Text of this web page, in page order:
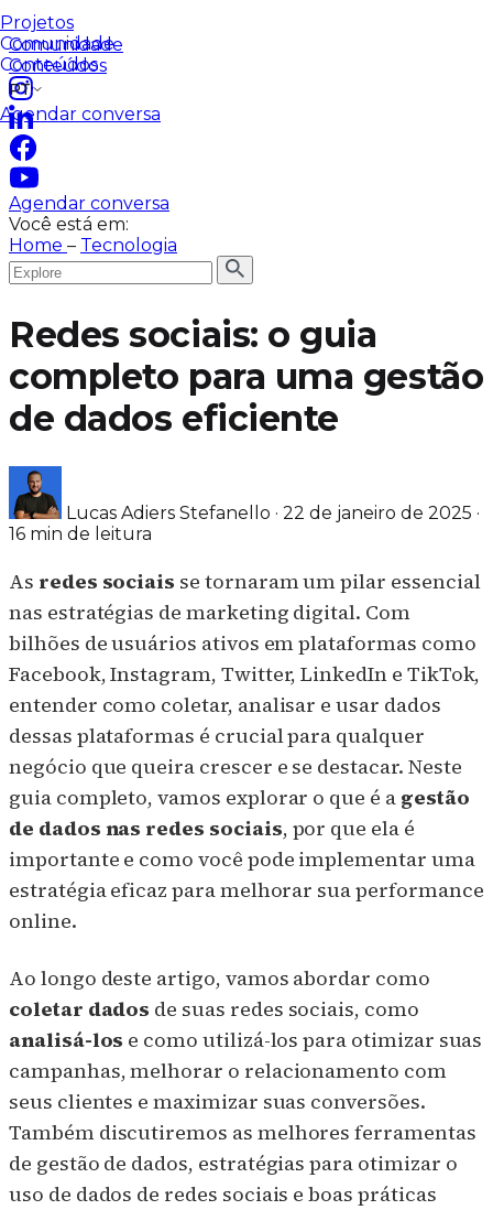
Projetos
Comunidade
Conteúdos
PT
Agendar conversa
Projetos
Comunidade
Conteúdos
Agendar conversa
Você está em:
Home – Tecnologia
Redes sociais: o guia
completo para uma gestão
de dados eficiente
Lucas Adiers Stefanello · 22 de janeiro de 2025 ·
16 min de leitura
As redes sociais se tornaram um pilar essencial
nas estratégias de marketing digital. Com
bilhões de usuários ativos em plataformas como
Facebook, Instagram, Twitter, LinkedIn e TikTok,
entender como coletar, analisar e usar dados
dessas plataformas é crucial para qualquer
negócio que queira crescer e se destacar. Neste
guia completo, vamos explorar o que é a gestão
de dados nas redes sociais, por que ela é
importante e como você pode implementar uma
estratégia eficaz para melhorar sua performance
online.
Ao longo deste artigo, vamos abordar como
coletar dados de suas redes sociais, como
analisá-los e como utilizá-los para otimizar suas
campanhas, melhorar o relacionamento com
seus clientes e maximizar suas conversões.
Também discutiremos as melhores ferramentas
de gestão de dados, estratégias para otimizar o
uso de dados de redes sociais e boas práticas